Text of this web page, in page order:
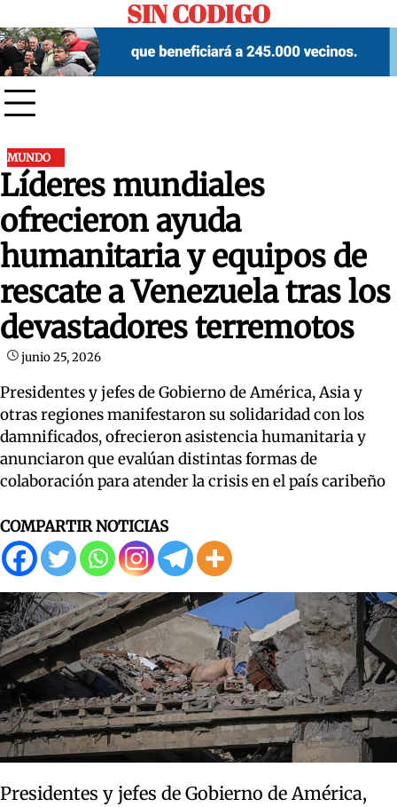
to
content
SIN CODIGO
MUNDO
Líderes mundiales
ofrecieron ayuda
humanitaria y equipos de
rescate a Venezuela tras los
devastadores terremotos
junio 25, 2026
Presidentes y jefes de Gobierno de América, Asia y
otras regiones manifestaron su solidaridad con los
damnificados, ofrecieron asistencia humanitaria y
anunciaron que evalúan distintas formas de
colaboración para atender la crisis en el país caribeño
COMPARTIR NOTICIAS
Presidentes y jefes de Gobierno de América,